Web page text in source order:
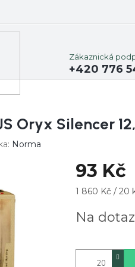
Zákaznická
+420 776
Oryx Silencer
Norma
93 Kč
Měrná
1 860 Kč / 20
Na dotaz